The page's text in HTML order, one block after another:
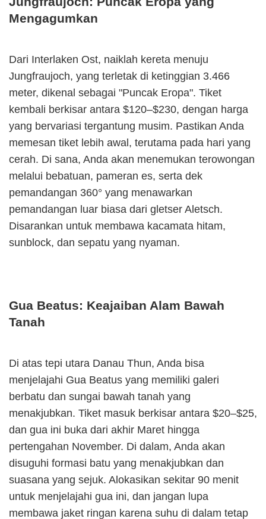
Mengagumkan
Dari Interlaken Ost, naiklah kereta menuju
Jungfraujoch, yang terletak di ketinggian 3.466
meter, dikenal sebagai "Puncak Eropa". Tiket
kembali berkisar antara $120–$230, dengan harga
yang bervariasi tergantung musim. Pastikan Anda
memesan tiket lebih awal, terutama pada hari yang
cerah. Di sana, Anda akan menemukan terowongan
melalui bebatuan, pameran es, serta dek
pemandangan 360° yang menawarkan
pemandangan luar biasa dari gletser Aletsch.
Disarankan untuk membawa kacamata hitam,
sunblock, dan sepatu yang nyaman.
Gua Beatus: Keajaiban Alam Bawah
Tanah
Di atas tepi utara Danau Thun, Anda bisa
menjelajahi Gua Beatus yang memiliki galeri
berbatu dan sungai bawah tanah yang
menakjubkan. Tiket masuk berkisar antara $20–$25,
dan gua ini buka dari akhir Maret hingga
pertengahan November. Di dalam, Anda akan
disuguhi formasi batu yang menakjubkan dan
suasana yang sejuk. Alokasikan sekitar 90 menit
untuk menjelajahi gua ini, dan jangan lupa
membawa jaket ringan karena suhu di dalam tetap